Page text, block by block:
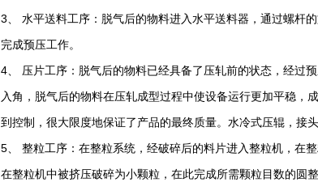
3、 水平送料工序：脱气后的物料进入水平送料器，通过螺杆
完成预压工作。
4、 压片工序：脱气后的物料已经具备了压轧前的状态，经过
入角，脱气后的物料在压轧成型过程中使设备运行更加平稳
到控制，很大限度地保证了产品的最终质量。水冷式压辊，接
5、 整粒工序：在整粒系统，经破碎后的料片进入整粒机，在
在整粒机中被挤压破碎为小颗粒，在此完成所需颗粒目数的圆